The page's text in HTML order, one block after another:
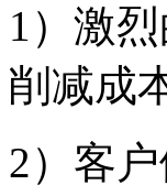
1）激
削减成
2）客